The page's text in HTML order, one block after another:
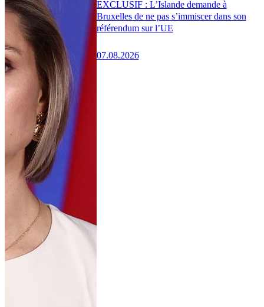
EXCLUSIF : L’Islande demande à
Bruxelles de ne pas s’immiscer dans son
référendum sur l’UE
07.08.2026